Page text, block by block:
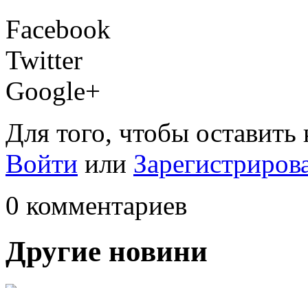
Facebook
Twitter
Google+
Для того, чтобы
Войти или
0 комментариев
Другие новини